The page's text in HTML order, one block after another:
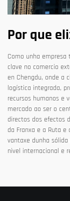
Por que
Como unha
clave no comercio
en Chengdu, onde a
logística integrada,
recursos humanos e
mercado ao ser o
directos dos efectos
da Franxa e a Ruta
vantaxe dunha
nivel internacional e